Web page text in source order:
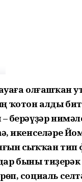
олғашҡан
ҡотон алды
берәүҙәр
икенселәре
сыҡҡан тип
быны тиҙерәк
социаль